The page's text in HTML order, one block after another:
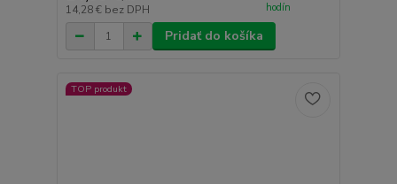
14,28 € bez DPH
hodín
Pridať do košíka
TOP produkt